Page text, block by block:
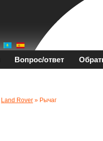
Вопрос/ответ
Land Rover » Рычаг